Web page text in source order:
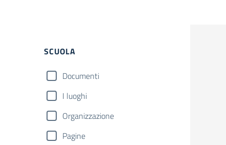
Filtri
SCUOLA
Documenti
I luoghi
Organizzazione
Pagine